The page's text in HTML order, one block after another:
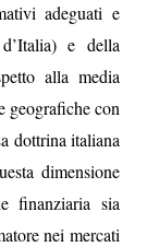
adeguati e
e della
alla media
geografiche con
dottrina italiana
dimensione
finanziaria sia
nei mercati